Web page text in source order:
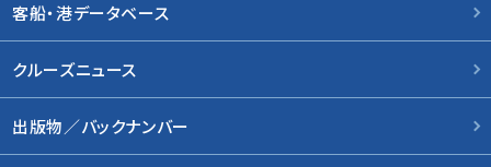
客船・港データベース
クルーズニュース
出版物／バックナンバー